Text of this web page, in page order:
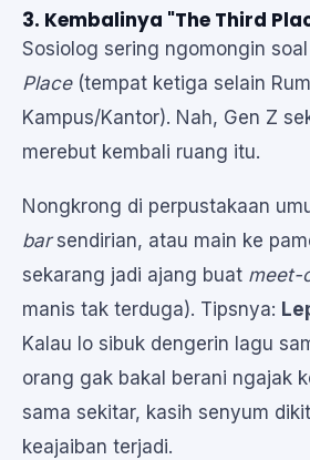
3. Kembalinya "The Third
Sosiolog sering ngomongin
Place(tempat ketiga selain
Kampus/Kantor). Nah, Gen Z
merebut kembali ruang itu.
Nongkrong di perpustakaan
barsendirian, atau main ke
sekarang jadi ajang buat meet-
manis tak terduga). Tipsnya:
Kalau lo sibuk dengerin lagu
orang gak bakal berani ngajak
sama sekitar, kasih senyum
keajaiban terjadi.